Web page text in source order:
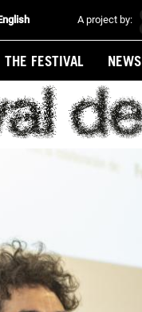
A project by:
THE FESTIVAL NEWS